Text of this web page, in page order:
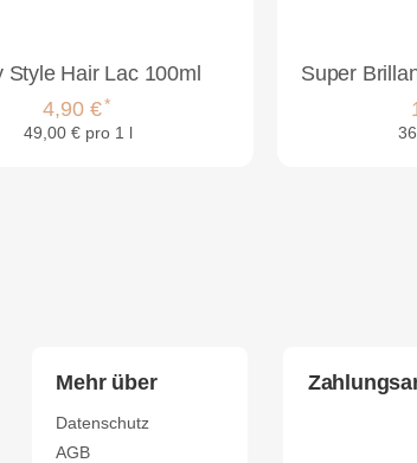
Style Hair Lac 100ml
4,90 €*
49,00 € pro 1 l
Mehr über
Datenschutz
AGB